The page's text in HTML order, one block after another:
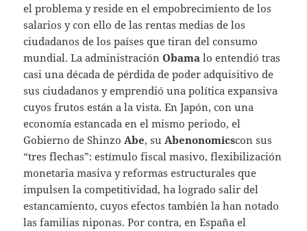
el problema y reside en el empobrecimiento de los
salarios y con ello de las rentas medias de los
ciudadanos de los países que tiran del consumo
mundial. La administraciónObama lo entendió tras
casi una década de pérdida de poder adquisitivo de
sus ciudadanos y emprendió una política expansiva
cuyos frutos están a la vista. En Japón, con una
economía estancada en el mismo periodo, el
Gobierno de ShinzoAbe, su Abenonomicscon sus
“tres flechas”: estímulo fiscal masivo, flexibilización
monetaria masiva y reformas estructurales que
impulsen la competitividad, ha logrado salir del
estancamiento, cuyos efectos también la han notado
las familias niponas. Por contra, en España el